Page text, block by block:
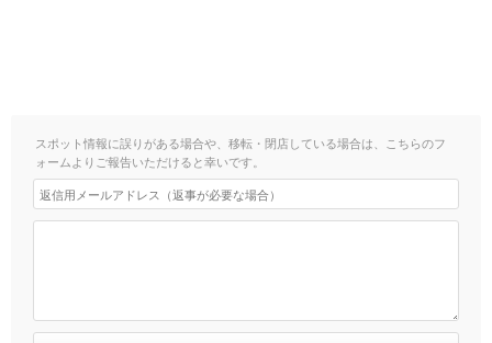
スポット情報に誤りがある場合や、移転・閉店している場合は、こちらのフ
ォームよりご報告いただけると幸いです。